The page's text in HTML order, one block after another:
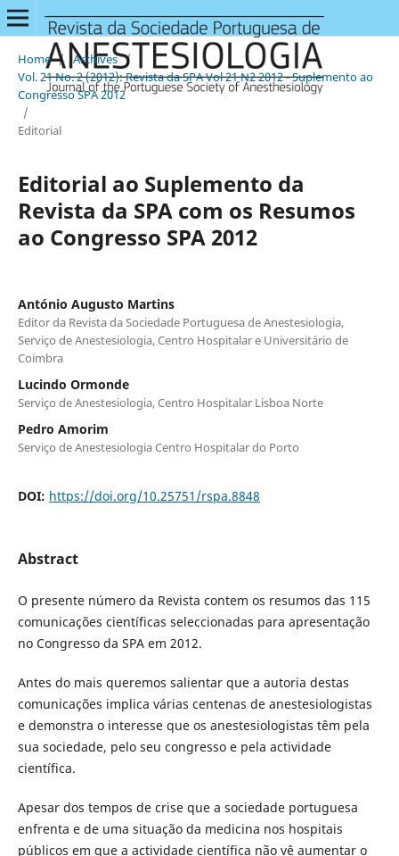
Home / Archives /
Vol. 21 No. 2 (2012): Revista da SPA Vol 21 N2 2012 - Suplemento ao
Congresso SPA 2012
/
Editorial
Editorial ao Suplemento da
Revista da SPA com os Resumos
ao Congresso SPA 2012
António Augusto Martins
Editor da Revista da Sociedade Portuguesa de Anestesiologia,
Serviço de Anestesiologia, Centro Hospitalar e Universitário de
Coimbra
Lucindo Ormonde
Serviço de Anestesiologia, Centro Hospitalar Lisboa Norte
Pedro Amorim
Serviço de Anestesiologia Centro Hospitalar do Porto
DOI: https://doi.org/10.25751/rspa.8848
Abstract
O presente número da Revista contem os resumos das 115
comunicações científicas seleccionadas para apresentação
no Congresso da SPA em 2012.
Antes do mais queremos salientar que a autoria destas
comunicações implica várias centenas de anestesiologistas
e demonstra o interesse que os anestesiologistas têm pela
sua sociedade, pelo seu congresso e pela actividade
científica.
Apesar dos tempos de crise que a sociedade portuguesa
enfrenta e de uma situação da medicina nos hospitais
públicos em que a actividade científica não vê aumentar o